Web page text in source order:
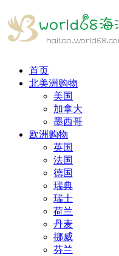
首页
北美洲购物
美国
加拿大
墨西哥
欧洲购物
英国
法国
德国
瑞典
瑞士
荷兰
丹麦
挪威
芬兰